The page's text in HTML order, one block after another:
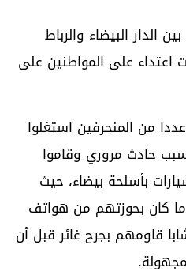
الدار البيضاء والرباط
على المواطنين على
من المنحرفين استغلوا
حادث مروري وقاموا
بأسلحة بيضاء، حيث
كان بحوزتهم من هواتف
قاومهم بجرح غائر قبل أن